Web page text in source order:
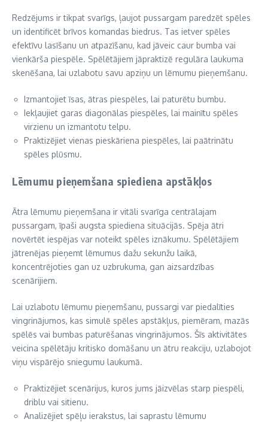
Redzējums ir tikpat svarīgs, ļaujot pussargam paredzēt spēles
un identificēt brīvos komandas biedrus. Tas ietver spēles
efektīvu lasīšanu un atpazīšanu, kad jāveic caur bumba vai
vienkārša piespēle. Spēlētājiem jāpraktizē regulāra laukuma
skenēšana, lai uzlabotu savu apziņu un lēmumu pieņemšanu.
Izmantojiet īsas, ātras piespēles, lai paturētu bumbu.
Iekļaujiet garas diagonālas piespēles, lai mainītu spēles
virzienu un izmantotu telpu.
Praktizējiet vienas pieskāriena piespēles, lai paātrinātu
spēles plūsmu.
Lēmumu pieņemšana spiediena apstākļos
Ātra lēmumu pieņemšana ir vitāli svarīga centrālajam
pussargam, īpaši augsta spiediena situācijās. Spēja ātri
novērtēt iespējas var noteikt spēles iznākumu. Spēlētājiem
jātrenējas pieņemt lēmumus dažu sekunžu laikā,
koncentrējoties gan uz uzbrukuma, gan aizsardzības
scenārijiem.
Lai uzlabotu lēmumu pieņemšanu, pussargi var piedalīties
vingrinājumos, kas simulē spēles apstākļus, piemēram, mazās
spēlēs vai bumbas paturēšanas vingrinājumos. Šīs aktivitātes
veicina spēlētāju kritisko domāšanu un ātru reakciju, uzlabojot
viņu vispārējo sniegumu laukumā.
Praktizējiet scenārijus, kuros jums jāizvēlas starp piespēli,
driblu vai sitienu.
Analizējiet spēļu ierakstus, lai saprastu lēmumu